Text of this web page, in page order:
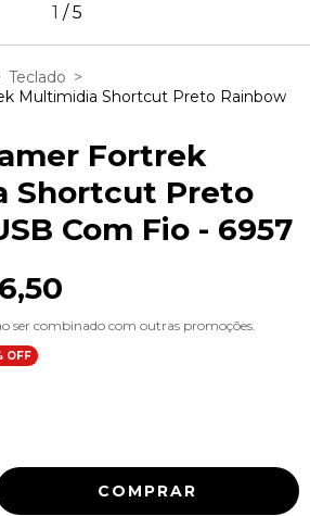
1 /5
Teclado >
Multimidia Shortcut Preto Rainbow
Fortrek
Shortcut Preto
Com Fio - 6957
ser combinado com outras promoções.
OFF